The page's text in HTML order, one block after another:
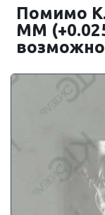
Помимо
ММ
возможно